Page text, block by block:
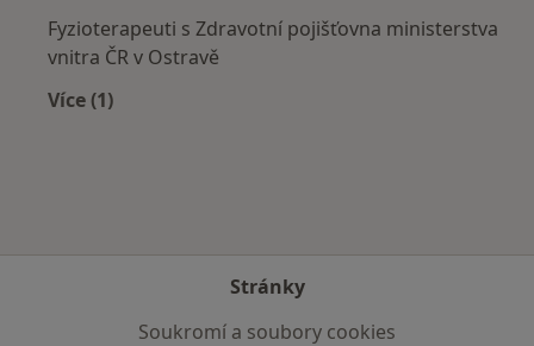
Fyzioterapeuti s Zdravotní pojišťovna ministerstva
vnitra ČR v Ostravě
Více (1)
Stránky
Soukromí a soubory cookies